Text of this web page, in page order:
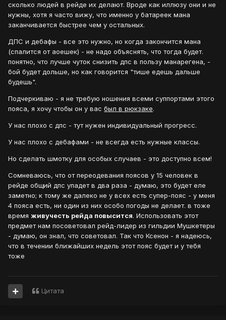
сколько людей в рейде их делают. Вроде как иллюзу они и не
нужны, хотя я часто вижу, что именно у батареек мана
заканчивается быстрее чем у остальных.
ДПС и дебафы - все это нужно, но когда закончится мана
(спалится от аоешек) - не надо объяснять, что тогда будет.
понятно, что лучше чуток снизить дпс в пользу манарегена, -
бой будет дольше, но как говорится "тише едешь дальше
будешь".
Подчеркиваю - я не требую ношения всеми суппортами этого
пояса, я хочу чтобы он у вас был в рюкзаке.
У нас плохо с дпс - тут нужен индивидуальный прогресс.
У нас плохо с дебафами - не всегда есть нужные классы.
Но сделать шмотку для особых случаев - это доступно всем!
Сомневаюсь, что от переодевания поясов у 15 человек в
рейде общий дпс упадет в два раза - думаю, это будет еле
заметно; к тому же далеко не у всех есть супер-пояс - у меня
4 пояса есть, ни один из них особо погоды не делает. в тоже
время живучесть рейда повысится. Использовать этот
предмет нам посоветовал рейд-лидер из гильдии Мушкетеры
- думаю, он знал, что советовал. Так что Ксенон - я надеюсь,
что в течении ближайших недель этот пояс будет и у тебя
тоже
Цитата